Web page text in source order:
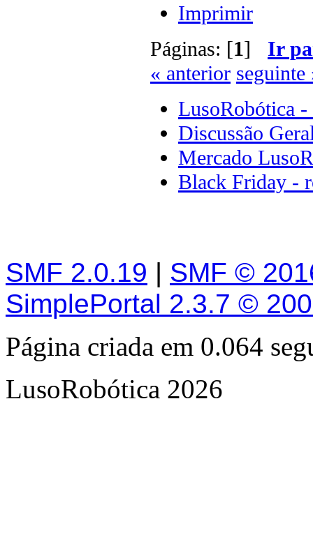
Imprimir
Páginas: [1] Ir
« anterior seguinte
LusoRobótica -
Discussão
Mercado
Black Friday -
SMF 2.0.19 | SMF ©
SimplePortal 2.3.7 ©
Página criada em 0.064
LusoRobótica 2026